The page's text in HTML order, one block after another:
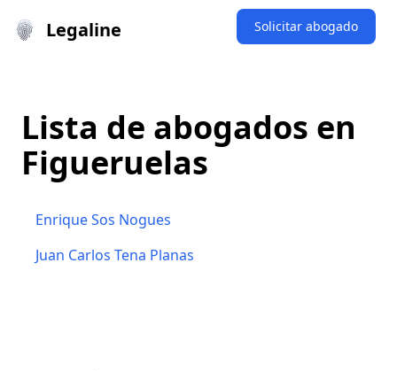
Legaline Solicitar abogado
Lista de abogados en
Figueruelas
Enrique Sos Nogues
Juan Carlos Tena Planas